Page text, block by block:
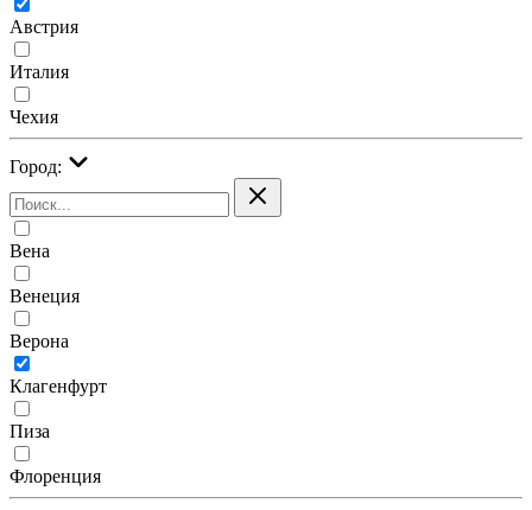
Австрия
Италия
Чехия
Город:
Вена
Венеция
Верона
Клагенфурт
Пиза
Флоренция